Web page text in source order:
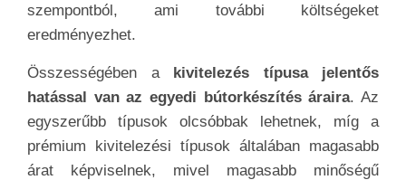
szempontból, ami további költségeket
eredményezhet.
Összességében akivitelezés típusa jelentős
hatással van az egyedi bútorkészítés áraira. Az
egyszerűbb típusok olcsóbbak lehetnek, míg a
prémium kivitelezési típusok általában magasabb
árat képviselnek, mivel magasabb minőségű